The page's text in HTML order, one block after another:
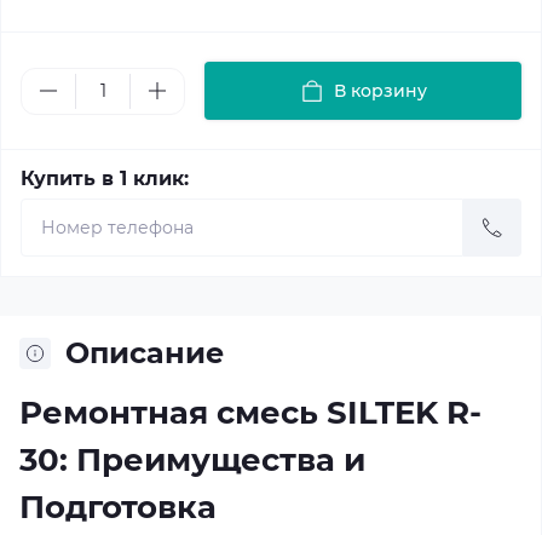
В корзину
Купить в 1 клик:
Описание
Ремонтная смесь SILTEK R-
30: Преимущества и
Подготовка